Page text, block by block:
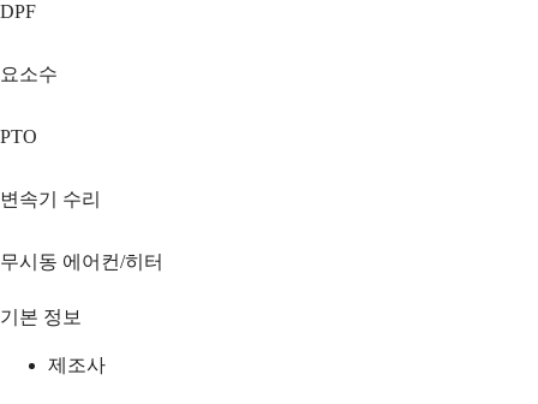
DPF
요소수
PTO
변속기 수리
무시동 에어컨/히터
기본 정보
제조사